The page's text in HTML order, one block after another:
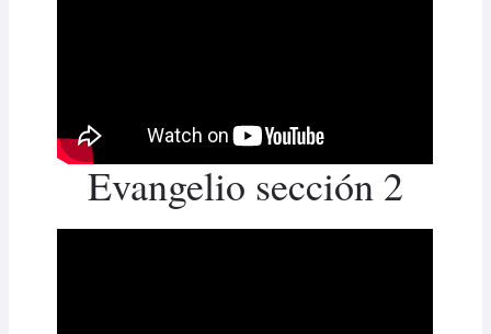
Evangelio sección 2